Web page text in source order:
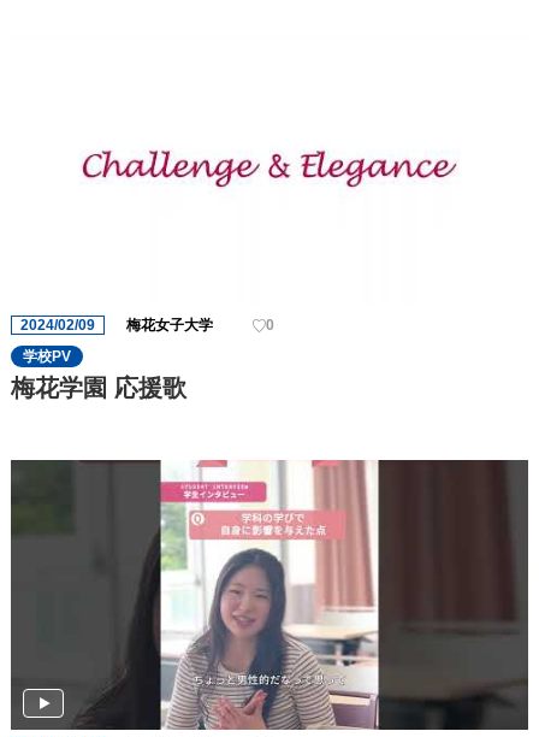
2024/02/09 梅花女子大学
0
学校PV
梅花学園 応援歌